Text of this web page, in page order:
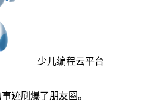
少儿编程云平台
迹刷爆了朋友圈。